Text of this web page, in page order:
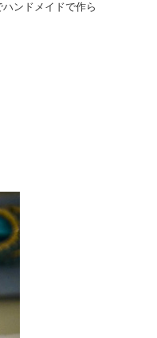
ンドメイドで作ら